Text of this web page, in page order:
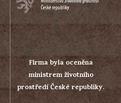
Firma byla oceněna
ministrem životního
prostředí České republiky.